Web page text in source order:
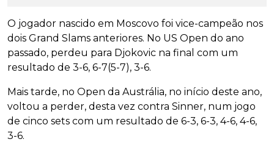
O jogador nascido em Moscovo foi vice-campeão nos
dois Grand Slams anteriores. No US Open do ano
passado, perdeu para Djokovic na final com um
resultado de 3-6, 6-7(5-7), 3-6.
Mais tarde, no Open da Austrália, no início deste ano,
voltou a perder, desta vez contra Sinner, num jogo
de cinco sets com um resultado de 6-3, 6-3, 4-6, 4-6,
3-6.